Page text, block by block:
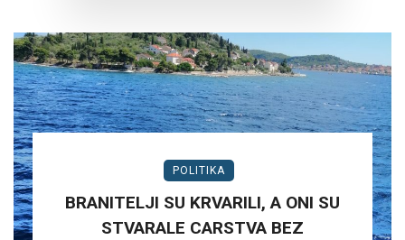
POLITIKA
BRANITELJI SU KRVARILI, A ONI SU
STVARALE CARSTVA BEZ